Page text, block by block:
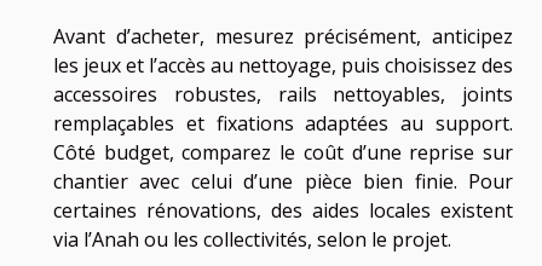
Avant d’acheter, mesurez précisément, anticipez
les jeux et l’accès au nettoyage, puis choisissez des
accessoires robustes, rails nettoyables, joints
remplaçables et fixations adaptées au support.
Côté budget, comparez le coût d’une reprise sur
chantier avec celui d’une pièce bien finie. Pour
certaines rénovations, des aides locales existent
via l’Anah ou les collectivités, selon le projet.